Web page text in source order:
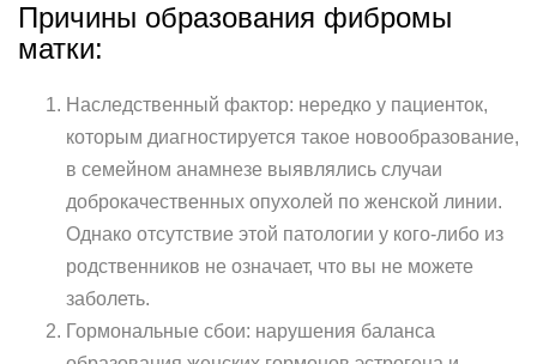
Причины образования фибромы
матки:
Наследственный фактор: нередко у пациенток,
которым диагностируется такое новообразование,
в семейном анамнезе выявлялись случаи
доброкачественных опухолей по женской линии.
Однако отсутствие этой патологии у кого-либо из
родственников не означает, что вы не можете
заболеть.
Гормональные сбои: нарушения баланса